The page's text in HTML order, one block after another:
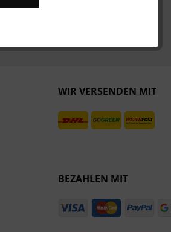
WIR VERSENDEN MIT
BEZAHLEN MIT